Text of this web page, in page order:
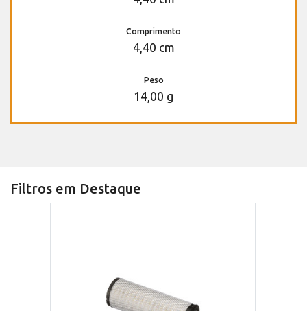
Comprimento
4,40 cm
Peso
14,00 g
Filtros em Destaque